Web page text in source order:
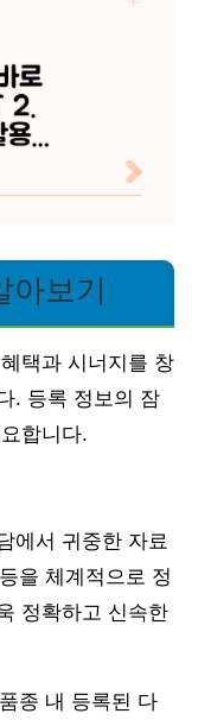
보기
택과 시너지를 창
. 등록 정보의 잠
합니다.
에서 귀중한 자료
을 체계적으로 정
정확하고 신속한
종 내 등록된 다